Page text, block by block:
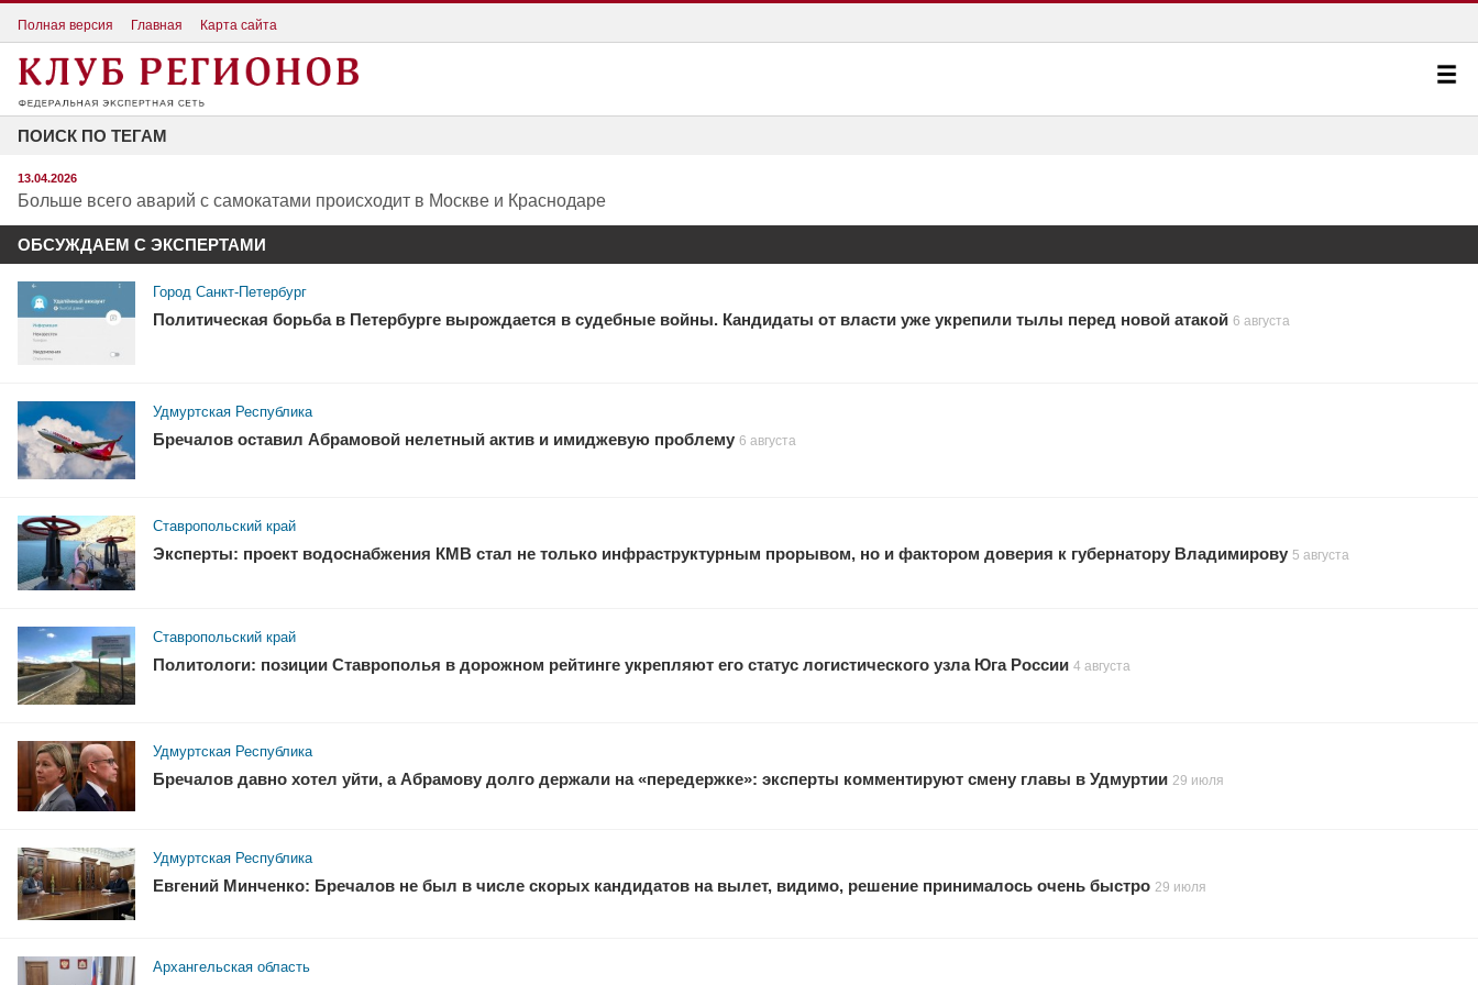
Полная версия Главная Карта сайта
ПОИСК ПО ТЕГАМ
13.04.2026
Больше всего аварий с самокатами происходит в Москве и Краснодаре
ОБСУЖДАЕМ С ЭКСПЕРТАМИ
Город Санкт-Петербург
Политическая борьба в Петербурге вырождается в судебные войны. Кандидаты от власти уже укрепили тылы перед новой атакой 6 августа
Удмуртская Республика
Бречалов оставил Абрамовой нелетный актив и имиджевую проблему 6 августа
Ставропольский край
Эксперты: проект водоснабжения КМВ стал не только инфраструктурным прорывом, но и фактором доверия к губернатору Владимирову 5 августа
Ставропольский край
Политологи: позиции Ставрополья в дорожном рейтинге укрепляют его статус логистического узла Юга России 4 августа
Удмуртская Республика
Бречалов давно хотел уйти, а Абрамову долго держали на «передержке»: эксперты комментируют смену главы в Удмуртии 29 июля
Удмуртская Республика
Евгений Минченко: Бречалов не был в числе скорых кандидатов на вылет, видимо, решение принималось очень быстро 29 июля
Архангельская область